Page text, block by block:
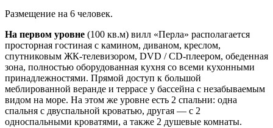
Размещение на 6 человек.
На первом уровне (100 кв.м) вилл «Перла» располагается
просторная гостиная с камином, диваном, креслом,
спутниковым ЖК-телевизором, DVD / CD-плеером, обеденная
зона, полностью оборудованная кухня со всеми кухонными
принадлежностями. Прямой доступ к большой
меблированной веранде и террасе у бассейна с незабываемым
видом на море. На этом же уровне есть 2 спальни: одна
спальня с двуспальной кроватью, другая — с 2
односпальными кроватями, а также 2 душевые комнаты.